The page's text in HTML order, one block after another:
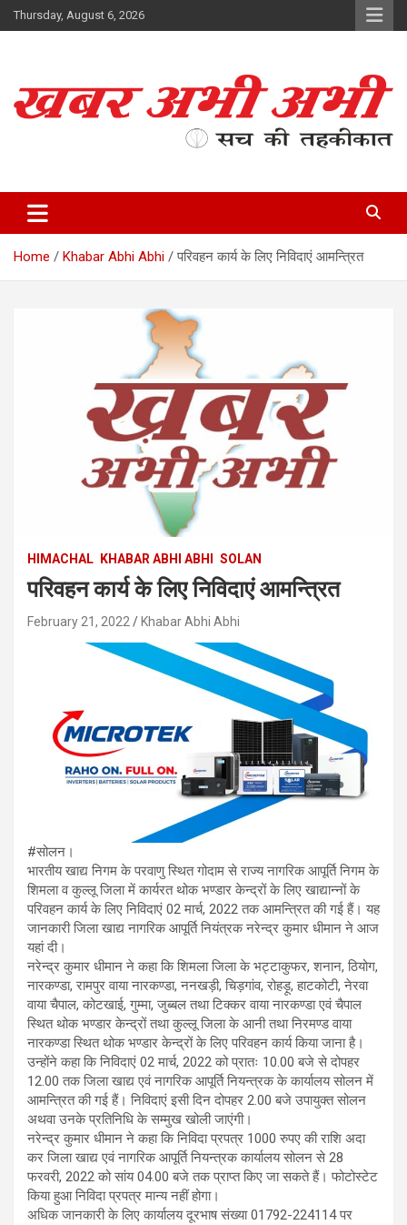
Skip
to
Thursday, August 6, 2026
Home Khabar Abhi Abhi परिवहन कार्य के लिए निविदाएं आमन्त्रित
HIMACHAL KHABAR ABHI ABHI SOLAN
परिवहन कार्य के लिए निविदाएं आमन्त्रित
February 21, 2022 Khabar Abhi Abhi
#सोलन।
भारतीय खाद्य निगम के परवाणु स्थित गोदाम से राज्य नागरिक आपूर्ति निगम के
शिमला व कुल्लू जिला में कार्यरत थोक भण्डार केन्द्रों के लिए खाद्यान्नों के
परिवहन कार्य के लिए निविदाएं 02 मार्च, 2022 तक आमन्त्रित की गई हैं। यह
जानकारी जिला खाद्य नागरिक आपूर्ति नियंत्रक नरेन्द्र कुमार धीमान ने आज
यहां दी।
नरेन्द्र कुमार धीमान ने कहा कि शिमला जिला के भट्टाकुफर, शनान, ठियोग,
नारकण्डा, रामपुर वाया नारकण्डा, ननखड़ी, चिड़गांव, रोहड़ू, हाटकोटी, नेरवा
वाया चैपाल, कोटखाई, गुम्मा, जुब्बल तथा टिक्कर वाया नारकण्डा एवं चैपाल
स्थित थोक भण्डार केन्द्रों तथा कुल्लू जिला के आनी तथा निरमण्ड वाया
नारकण्डा स्थित थोक भण्डार केन्द्रों के लिए परिवहन कार्य किया जाना है।
उन्होंने कहा कि निविदाएं 02 मार्च, 2022 को प्रातः 10.00 बजे से दोपहर
12.00 तक जिला खाद्य एवं नागरिक आपूर्ति नियन्त्रक के कार्यालय सोलन में
आमन्त्रित की गई हैं। निविदाएं इसी दिन दोपहर 2.00 बजे उपायुक्त सोलन
अथवा उनके प्रतिनिधि के सम्मुख खोली जाएंगी।
नरेन्द्र कुमार धीमान ने कहा कि निविदा प्रपत्र 1000 रुपए की राशि अदा
कर जिला खाद्य एवं नागरिक आपूर्ति नियन्त्रक कार्यालय सोलन से 28
फरवरी, 2022 को सांय 04.00 बजे तक प्राप्त किए जा सकते हैं। फोटोस्टेट
किया हुआ निविदा प्रपत्र मान्य नहीं होगा।
अधिक जानकारी के लिए कार्यालय दूरभाष संख्या 01792-224114 पर